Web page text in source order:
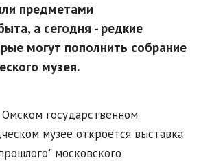
предметами
а сегодня - редкие
могут пополнить собрание
музея.
государственном
музее откроется выставка
московского